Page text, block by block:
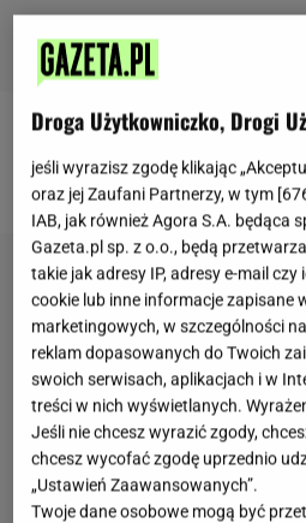
Gazeta.pl
Droga Użytkowniczko, Drogi
jeśli wyrazisz zgodę klikając
oraz jej Zaufani Partnerzy, w tym [
IAB, jak również Agora S.A. będąca
Gazeta.pl sp. z o.o., będą
takie jak adresy IP, adresy e-mail
cookie lub inne informacje zapisane
marketingowych, w szczególności
reklam dopasowanych do Twoich
swoich serwisach, aplikacjach i w
treści w nich wyświetlanych.
Jeśli nie chcesz wyrazić zgody,
chcesz wycofać zgodę uprzednio
„Ustawień Zaawansowanych”.
Twoje dane osobowe mogą być